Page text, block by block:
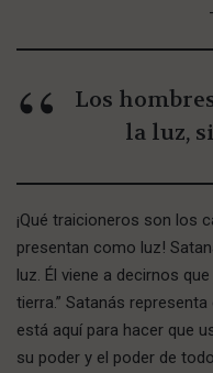
Los
la luz,
¡Qué traicioneros son los
presentan como luz!
luz. Él viene a decirnos
tierra.” Satanás
está aquí para hacer que
su poder y el poder de